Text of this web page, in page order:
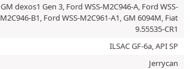
GM dexos1 Gen 3, Ford WSS-M2C946-A, Ford WSS-
M2C946-B1, Ford WSS-M2C961-A1, GM 6094M, Fiat
9.55535-CR1
ILSAC GF-6a, API SP
Jerrycan